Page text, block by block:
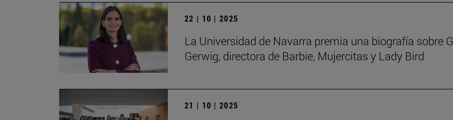
22 | 10 | 2025
La Universidad de Navarra premia una biografía sobre
Gerwig, directora de Barbie, Mujercitas y Lady Bird
21 | 10 | 2025